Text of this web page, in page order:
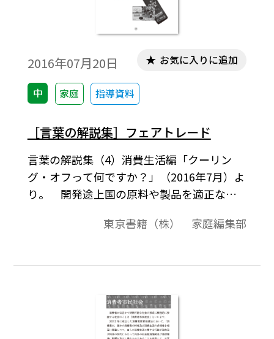
2016年07月20日
中 家庭 指導資料
お気に入りに追加
［言葉の解説集］フェアトレード
言葉の解説集（4）消費生活編「クーリン
グ・オフって何ですか？」（2016年7月）よ
り。 開発途上国の原料や製品を適正な価
弱い開発途上国の生産者や労 働者の生活改
「フェアトレード」（Fair Trade：公平な貿
東京書籍（株） 家庭編集部